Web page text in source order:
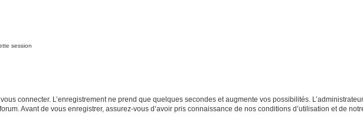
session
connecter. L’enregistrement ne prend que quelques secondes et augmente vos possibilités.
Avant de vous enregistrer, assurez-vous d’avoir pris connaissance de nos conditions d’utilisation et de